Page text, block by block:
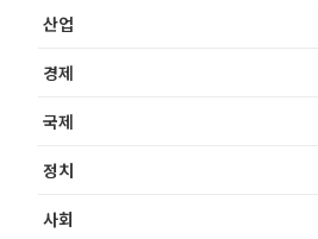
산업
경제
국제
정치
사회